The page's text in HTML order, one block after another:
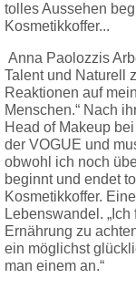
tolles Aussehen
Kosmetikkoffer...
Anna Paolozzis
Talent und Naturell
Reaktionen auf
Menschen.“ Nach
Head of Makeup
der VOGUE und
obwohl ich noch
beginnt und endet
Kosmetikkoffer.
Lebenswandel.
Ernährung zu
ein möglichst
man einem an.“